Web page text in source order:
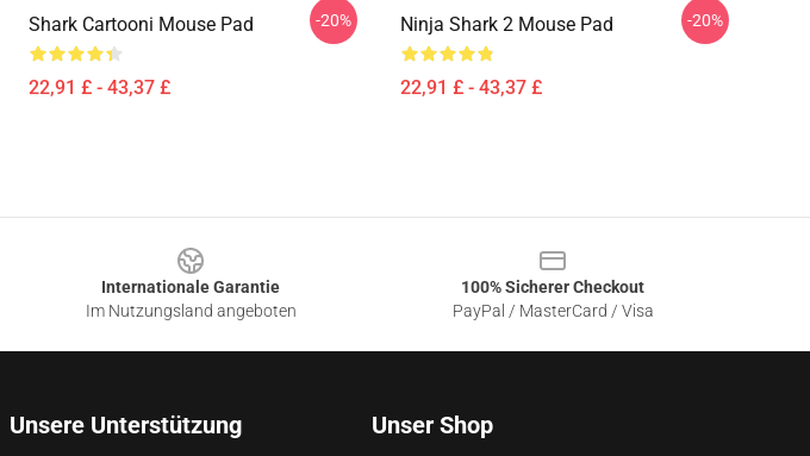
Shark Cartooni Mouse Pad
22,91 £ - 43,37 £
-20% Ninja Shark 2 Mouse Pad
22,91 £ - 43,37 £
-20%
Internationale Garantie
Im Nutzungsland angeboten
100% Sicherer Checkout
PayPal / MasterCard / Visa
Unsere Unterstützung Unser Shop